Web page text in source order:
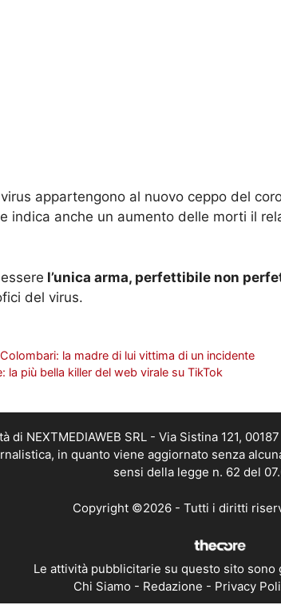
appartengono al nuovo ceppo del
indica anche un aumento delle morti il
l’unica arma, perfettibile non
del virus.
la madre di lui vittima di un incidente
più bella killer del web virale su TikTok
NEXTMEDIAWEB SRL - Via Sistina 121,
in quanto viene aggiornato senza
sensi della legge n. 62 del
Copyright ©2026 - Tutti i diritti
Le attività pubblicitarie su questo sito sono
Chi Siamo-Redazione-Privacy